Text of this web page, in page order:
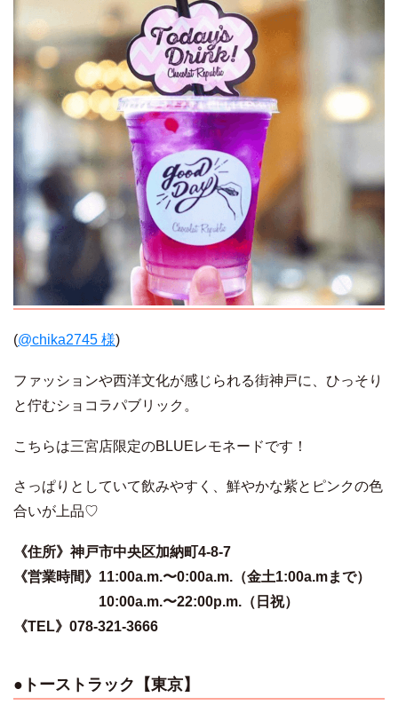
(@chika2745 様)
ファッションや西洋文化が感じられる街神戸に、ひっそり
と佇むショコラパブリック。
こちらは三宮店限定のBLUEレモネードです！
さっぱりとしていて飲みやすく、鮮やかな紫とピンクの色
合いが上品♡
《住所》神戸市中央区加納町4-8-7
《営業時間》 11:00a.m.〜0:00a.m.（金土1:00a.mまで）
10:00a.m.〜22:00p.m.（日祝）
《TEL》078-321-3666
●トーストラック【東京】